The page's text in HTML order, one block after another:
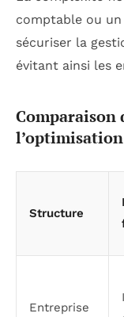
comptable ou
sécuriser la
évitant ainsi les
Structure
Entreprise